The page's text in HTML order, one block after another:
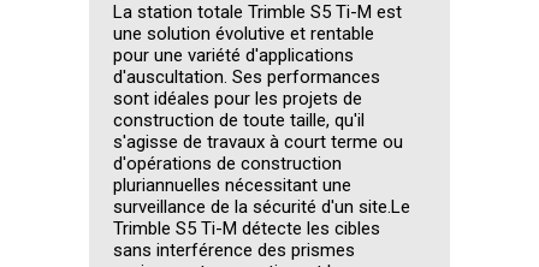
La station totale Trimble S5 Ti-M est
une solution évolutive et rentable
pour une variété d'applications
d'auscultation. Ses performances
sont idéales pour les projets de
construction de toute taille, qu'il
s'agisse de travaux à court terme ou
d'opérations de construction
pluriannuelles nécessitant une
surveillance de la sécurité d'un site.Le
Trimble S5 Ti-M détecte les cibles
sans interférence des prismes